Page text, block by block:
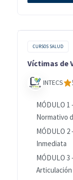
CURSOS SALUD
Víctimas de
INTECS
MÓDULO
Normativo
MÓDULO
Inmediata
MÓDULO